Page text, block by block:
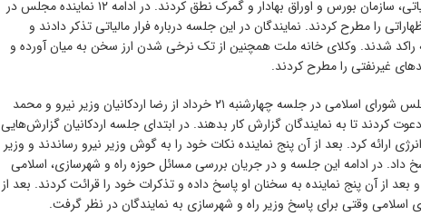
اصناف ایران، سازمان امور مالیاتی، سازمان بورس و اوراق بهادار و گمرک نطق کردند. در ادامه ۱۲ نماینده مجلس در
را مطرح کردند. نمایندگان در این جلسه درباره فرار مالیاتی تذکر دادند و
راکد شدند. وکلای خانه ملت همچنین از تک نرخی شدن ارز سخن به میان آورده و
غیرنفتی را مطرح کردند.
نمایندگان یازدهمین دوره مجلس شورای اسلامی در جلسه چهارشنبه ۲۱ خرداد از رضا اردکانیان وزیر نیرو و محمد
کردند تا به نمایندگان گزارش کار بدهند. در ابتدای جلسه اردکانیان گزارش‌هایی
ارائه کرد. بعد از آن پنج نماینده نکات خود را به گوش وزیر نیرو رساندند و وزیر
داد. در ادامه این جلسه و در جریان بررسی مسائل حوزه راه و شهرسازی، اسلامی
از آن پنج نماینده به سخنان او پاسخ داده و تذکرات خود را قرائت کردند. بعد از
اسلامی وقتی برای پاسخ وزیر راه و شهرسازی به نمایندگان در نظر گرفت.